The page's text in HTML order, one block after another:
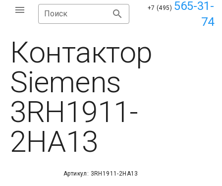
Поиск
+7 (495) 565-31-
74
Контактор
Siemens
3RH1911-
2HA13
Артикул: 3RH1911-2HA13